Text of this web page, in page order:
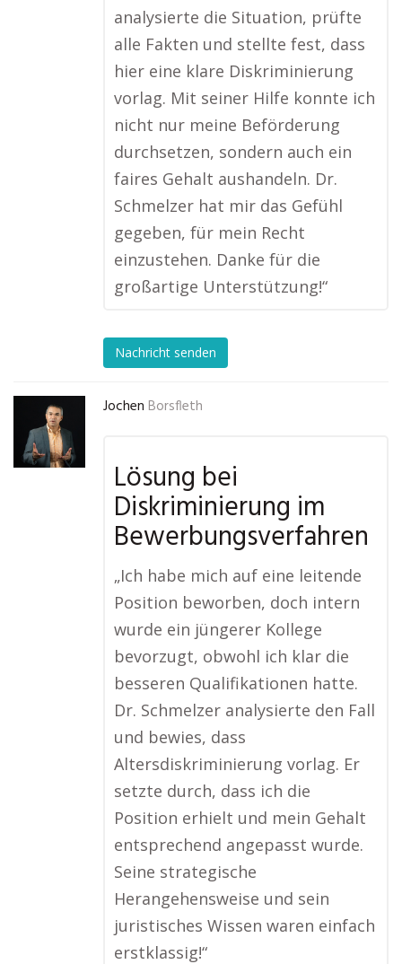
analysierte die Situation, prüfte
alle Fakten und stellte fest, dass
hier eine klare Diskriminierung
vorlag. Mit seiner Hilfe konnte ich
nicht nur meine Beförderung
durchsetzen, sondern auch ein
faires Gehalt aushandeln. Dr.
Schmelzer hat mir das Gefühl
gegeben, für mein Recht
einzustehen. Danke für die
großartige Unterstützung!“
Nachricht senden
Jochen Borsfleth
Lösung bei
Diskriminierung im
Bewerbungsverfahren
„Ich habe mich auf eine leitende
Position beworben, doch intern
wurde ein jüngerer Kollege
bevorzugt, obwohl ich klar die
besseren Qualifikationen hatte.
Dr. Schmelzer analysierte den Fall
und bewies, dass
Altersdiskriminierung vorlag. Er
setzte durch, dass ich die
Position erhielt und mein Gehalt
entsprechend angepasst wurde.
Seine strategische
Herangehensweise und sein
juristisches Wissen waren einfach
erstklassig!“